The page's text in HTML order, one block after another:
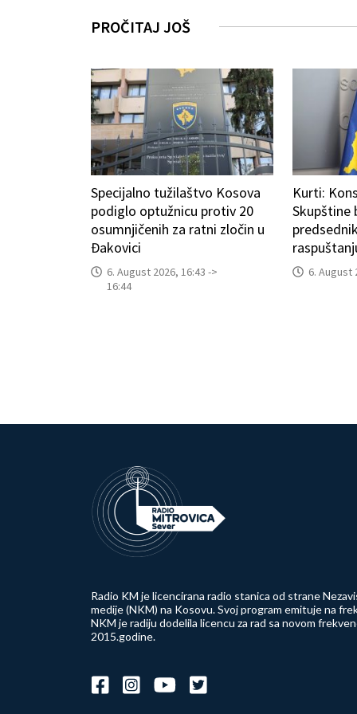
PROČITAJ JOŠ
Specijalno tužilaštvo Kosova
podiglo optužnicu protiv 20
osumnjičenih za ratni zločin u
Đakovici
6. August 2026, 16:43 ->
16:44
Kurti:
Skupštine
6. August
Radio KM je licencirana radio stanica od strane
medije (NKM) na Kosovu. Svoj program emituje na
NKM je radiju dodelila licencu za rad sa novom
2015.godine.